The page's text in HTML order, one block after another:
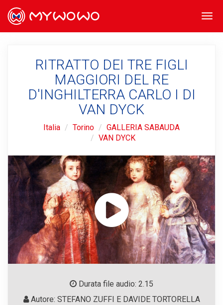
RITRATTO DEI TRE FIGLI
MAGGIORI DEL RE
D'INGHILTERRA CARLO I DI
VAN DYCK
Italia Torino
GALLERIA SABAUDA
VAN DYCK
Durata file audio: 2.15
Autore: STEFANO ZUFFI E DAVIDE TORTORELLA